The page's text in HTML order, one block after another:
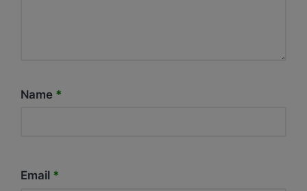
Name *
Email *